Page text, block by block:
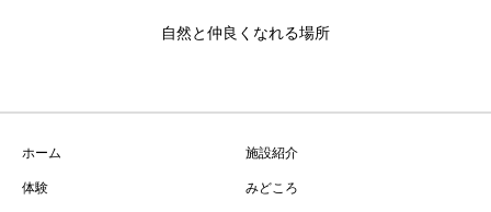
自然と仲良くなれる場所
ホーム
施設紹介
体験
みどころ